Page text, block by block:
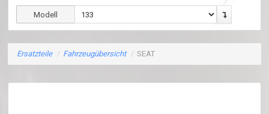
Modell
Ersatzteile / Fahrzeugübersicht / SEAT